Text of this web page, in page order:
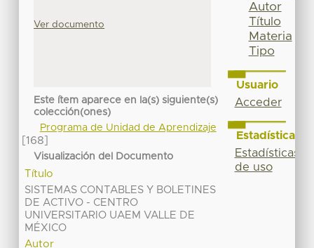
Ver documento
Este ítem aparece en la(s) siguiente(s)
colección(ones)
Programa de Unidad de Aprendizaje
[168]
Visualización del Documento
Título
SISTEMAS CONTABLES Y BOLETINES
DE ACTIVO - CENTRO
UNIVERSITARIO UAEM VALLE DE
MÉXICO
Autor
Autor
Título
Materia
Tipo
Usuario
Acceder
Estadísticas
Estadísticas
de uso